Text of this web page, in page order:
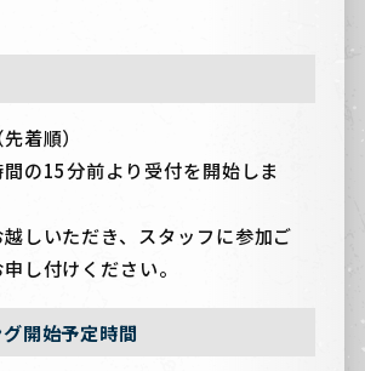
着順）
の15分前より受付を開始しま
しいただき、スタッフに参加ご
し付けください。
開始予定時間